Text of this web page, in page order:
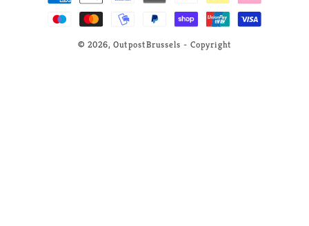
de
paiement
© 2026,OutpostBrussels - Copyright